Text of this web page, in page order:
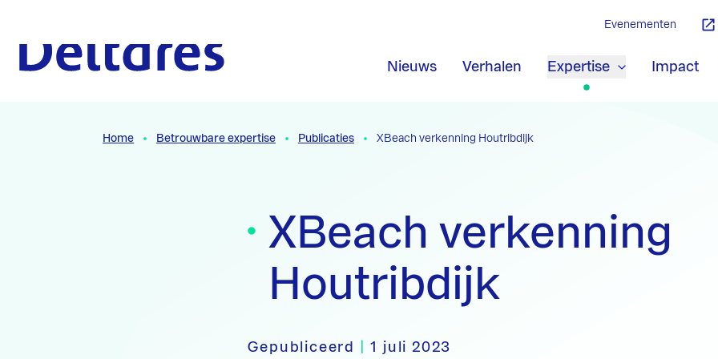
Nieuws Verhalen Expertise Impact
Evenementen
Home Betrouwbare expertise Publicaties XBeach verkenning Houtribdijk
XBeach verkenning
Houtribdijk
Gepubliceerd |1 juli 2023